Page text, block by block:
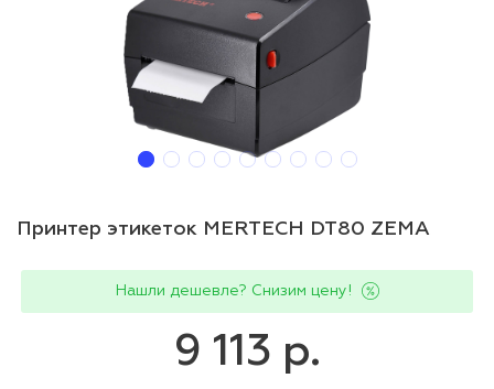
Принтер этикеток MERTECH DT80 ZEMA
Нашли дешевле? Снизим цену!
9 113 р.